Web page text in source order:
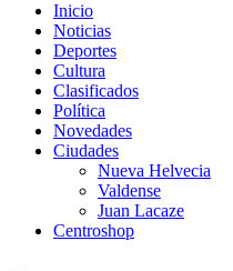
Rosario Web
Todas la noticias de Rosario y la
Inicio
Noticias
Deportes
Cultura
Clasificados
Política
Novedades
Ciudades
Nueva Helvecia
Valdense
Juan Lacaze
Centroshop